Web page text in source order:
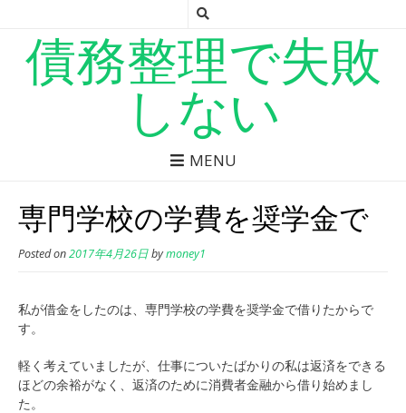
債務整理で失敗
しない
MENU
専門学校の学費を奨学金で
Posted on2017年4月26日bymoney1
私が借金をしたのは、専門学校の学費を奨学金で借りたからで
す。
軽く考えていましたが、仕事についたばかりの私は返済をできる
ほどの余裕がなく、返済のために消費者金融から借り始めまし
た。